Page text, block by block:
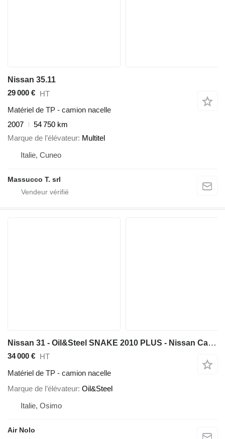
Nissan 35.11
29 000 € HT
Matériel de TP - camion nacelle
2007
54 750 km
Marque de l’élévateur Multitel
Italie, Cuneo
Massucco T. srl
Nissan 31 - Oil&Steel SNAKE 2010 PLUS - Nissan Cabstar
34 000 € HT
Matériel de TP - camion nacelle
Marque de l’élévateur Oil&Steel
Italie, Osimo
Air Nolo